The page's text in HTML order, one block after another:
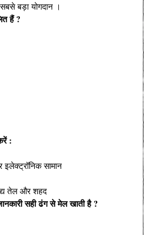
बड़ा योगदान ।
हैं ?
:
सामान
तेल और शहद
सही ढंग से मेल खाती है ?